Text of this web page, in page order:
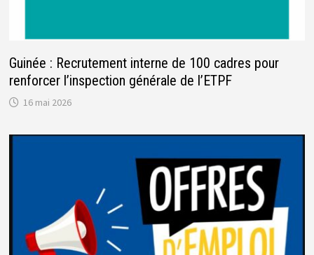
Guinée : Recrutement interne de 100 cadres pour
renforcer l’inspection générale de l’ETPF
16 mai 2026